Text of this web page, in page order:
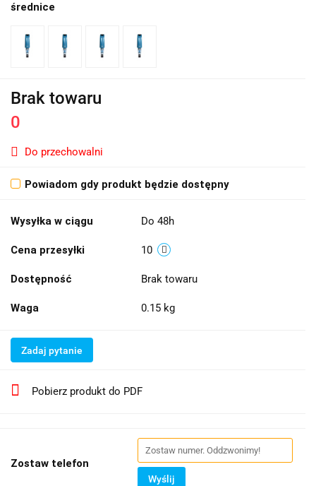
średnice
Brak towaru
0
Do przechowalni
Powiadom gdy produkt będzie dostępny
Wysyłka w ciągu Do 48h
Cena przesyłki 10
Dostępność Brak towaru
Waga 0.15 kg
Zadaj pytanie
Pobierz produkt do PDF
Zostaw telefon
Wyślij